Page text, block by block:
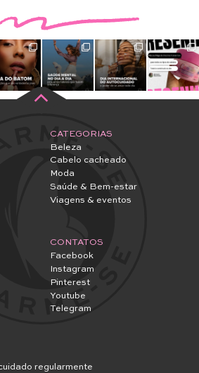
CATEGORIAS
Beleza
Cabelo cacheado
Moda
Saúde & Bem-estar
Viagens & eventos
CONTATOS
Facebook
Instagram
Pinterest
Youtube
Telegram
regularmente